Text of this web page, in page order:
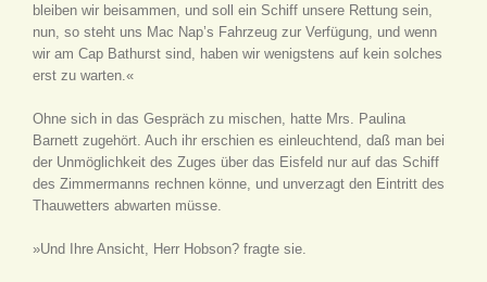
bleiben wir beisammen, und soll ein Schiff unsere Rettung sein,
nun, so steht uns Mac Nap’s Fahrzeug zur Verfügung, und wenn
wir am Cap Bathurst sind, haben wir wenigstens auf kein solches
erst zu warten.«
Ohne sich in das Gespräch zu mischen, hatte Mrs. Paulina
Barnett zugehört. Auch ihr erschien es einleuchtend, daß man bei
der Unmöglichkeit des Zuges über das Eisfeld nur auf das Schiff
des Zimmermanns rechnen könne, und unverzagt den Eintritt des
Thauwetters abwarten müsse.
»Und Ihre Ansicht, Herr Hobson? fragte sie.